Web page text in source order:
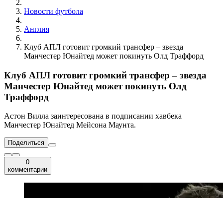
Новости футбола
Англия
Клуб АПЛ готовит громкий трансфер – звезда
Манчестер Юнайтед может покинуть Олд Траффорд
Клуб АПЛ готовит громкий трансфер – звезда
Манчестер Юнайтед может покинуть Олд
Траффорд
Астон Вилла заинтересована в подписании хавбека
Манчестер Юнайтед Мейсона Маунта.
Поделиться
0
комментарии